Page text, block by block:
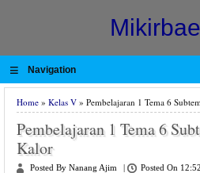
≡ Navigation
Home » Kelas V » Pembelajaran 1 Tema 6
Pembelajaran 1 Tema 6
Kalor
Posted By Nanang Ajim Posted On